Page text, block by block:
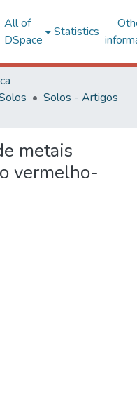
All of
DSpace
Statistics
Solos - Artigos
metais
vermelho-